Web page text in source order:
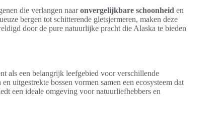
die verlangen naaronvergelijkbare schoonheid en
bergen tot schitterende gletsjermeren, maken deze
door de pure natuurlijke pracht die Alaska te bieden
als een belangrijk leefgebied voor verschillende
uitgestrekte bossen vormen samen een ecosysteem dat
een ideale omgeving voor natuurliefhebbers en